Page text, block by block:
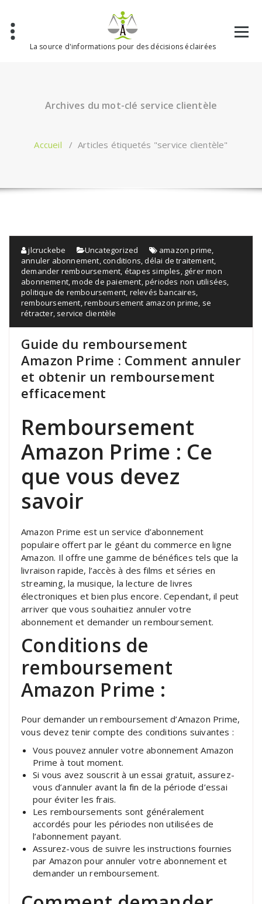
contenu
La source d'informations pour des décisions éclairées
Archives du mot-clé service clientèle
Accueil / Articles étiquetés "service clientèle"
jlcruckebe Uncategorized amazon prime
annuler abonnement ,conditions ,délai de traitement
demander remboursement étapes simples gérer mon
abonnement ,mode de paiement ,périodes non utilisées
politique de remboursement relevés bancaires
remboursement ,remboursement amazon prime se
rétracter, service clientèle
Guide du remboursement
Amazon Prime : Comment annuler
et obtenir un remboursement
efficacement
Remboursement
Amazon Prime : Ce
que vous devez
savoir
Amazon Prime est un service d’abonnement
populaire offert par le géant du commerce en ligne
Amazon. Il offre une gamme de bénéfices tels que la
livraison rapide, l’accès à des films et séries en
streaming, la musique, la lecture de livres
électroniques et bien plus encore. Cependant, il peut
arriver que vous souhaitiez annuler votre
abonnement et demander un remboursement.
Conditions de
remboursement
Amazon Prime :
Pour demander un remboursement d’Amazon Prime,
vous devez tenir compte des conditions suivantes :
Vous pouvez annuler votre abonnement Amazon
Prime à tout moment.
Si vous avez souscrit à un essai gratuit, assurez-
vous d’annuler avant la fin de la période d’essai
pour éviter les frais.
Les remboursements sont généralement
accordés pour les périodes non utilisées de
l’abonnement payant.
Assurez-vous de suivre les instructions fournies
par Amazon pour annuler votre abonnement et
demander un remboursement.